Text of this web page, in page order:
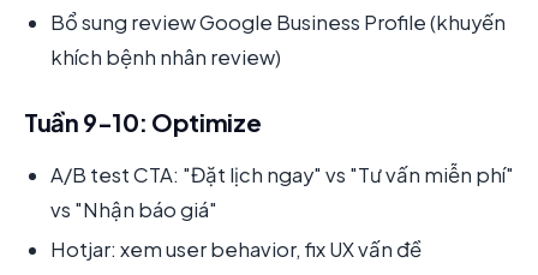
Bổ sung review Google Business Profile (khuyến
khích bệnh nhân review)
Tuần 9-10: Optimize
A/B test CTA: "Đặt lịch ngay" vs "Tư vấn miễn phí"
vs "Nhận báo giá"
Hotjar: xem user behavior, fix UX vấn đề